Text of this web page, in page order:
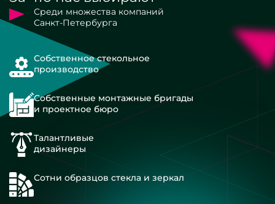
Среди множества компаний
Санкт-Петербурга
Собственное стекольное
производство
Собственные монтажные бригады
и проектное бюро
Талантливые
дизайнеры
Сотни образцов стекла и зеркал